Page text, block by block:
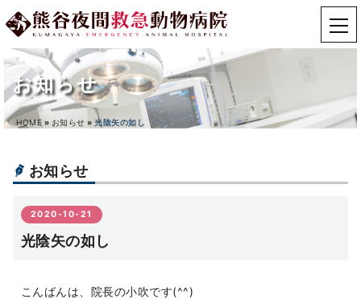
お知らせ
HOME » お知らせ » 光陰矢の如し
お知らせ
2020-10-21
光陰矢の如し
こんばんは、院長の小吹です(^^)